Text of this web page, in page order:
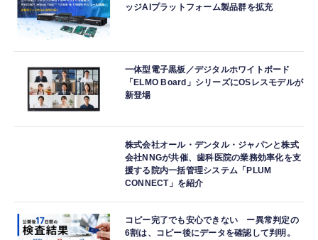
ッジAIプラットフォーム製品群を拡充
一体型電子黒板／デジタルホワイトボード
「ELMO Board」シリーズにOSレスモデルが
新登場
株式会社オール・デンタル・ジャパンと株式
会社NNGが共催、歯科医院の業務効率化を支
援する院内一括管理システム「PLUM
CONNECT」を紹介
コピー完了でも安心できない ー異常判定の
6割は、コピー後にデータを確認して判明。